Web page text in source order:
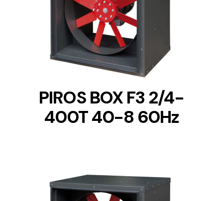
DETAILS
PIROS BOX F3 2/4-
400T 40-8 60Hz